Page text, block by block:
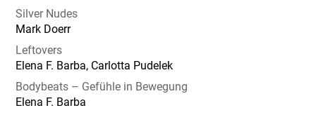
Silver Nudes
Mark Doerr
Leftovers
Elena F. Barba, Carlotta Pudelek
Bodybeats – Gefühle in Bewegung
Elena F. Barba